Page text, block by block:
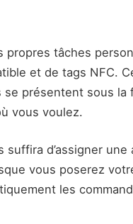
propres tâches
et de tags NFC.
se présentent sous
vous voulez.
suffira d’assigner
vous poserez
les